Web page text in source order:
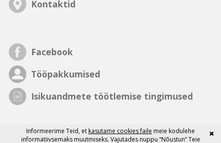
Kontaktid
Facebook
Tööpakkumised
Isikuandmete töötlemise tingimused
Informeerime Teid, et kasutame cookies faile meie kodulehe
informatiivsemaks muutmiseks. Vajutades nuppu “Nõustun” Teie